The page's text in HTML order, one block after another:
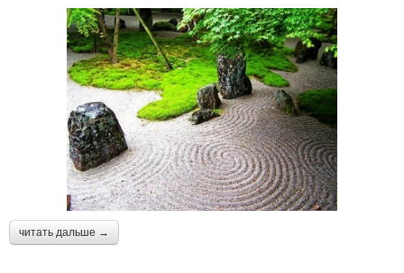
читать дальше →